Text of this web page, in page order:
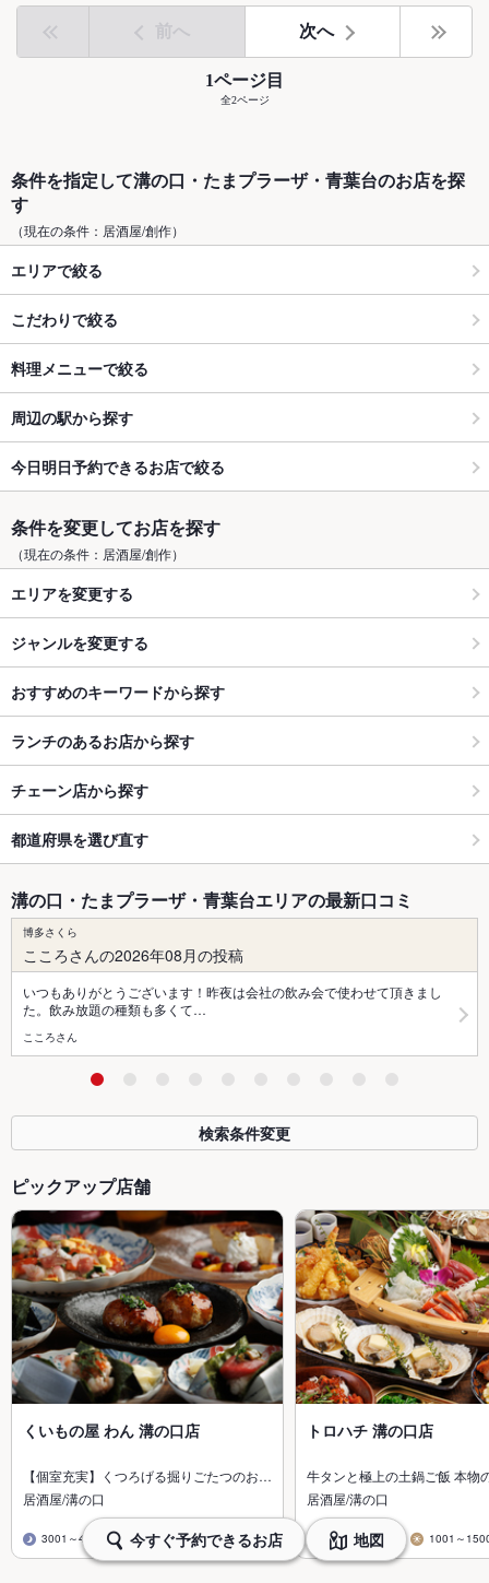
前へ 次へ
1ページ目
全2ページ
条件を指定して溝の口・たまプラーザ・青葉台のお店を探
す
（現在の条件：居酒屋/創作）
エリアで絞る
こだわりで絞る
料理メニューで絞る
周辺の駅から探す
今日明日予約できるお店で絞る
条件を変更してお店を探す
（現在の条件：居酒屋/創作）
エリアを変更する
ジャンルを変更する
おすすめのキーワードから探す
ランチのあるお店から探す
チェーン店から探す
都道府県を選び直す
溝の口・たまプラーザ・青葉台エリアの最新口コミ
博多さくら
こころさんの2026年08月の投稿
いつもありがとうございます！昨夜は会社の飲み会で使わせて頂きまし
た。飲み放題の種類も多くて…
こころさん
検索条件変更
ピックアップ店舗
くいもの屋 わん 溝の口店
【個室充実】くつろげる掘りごたつのお…
居酒屋/溝の口
3001～4000円
トロハチ 溝の口店
牛タンと極上の土鍋ご飯 本物
居酒屋/溝の口
2001～3000円 1001～
今すぐ予約できるお店 地図